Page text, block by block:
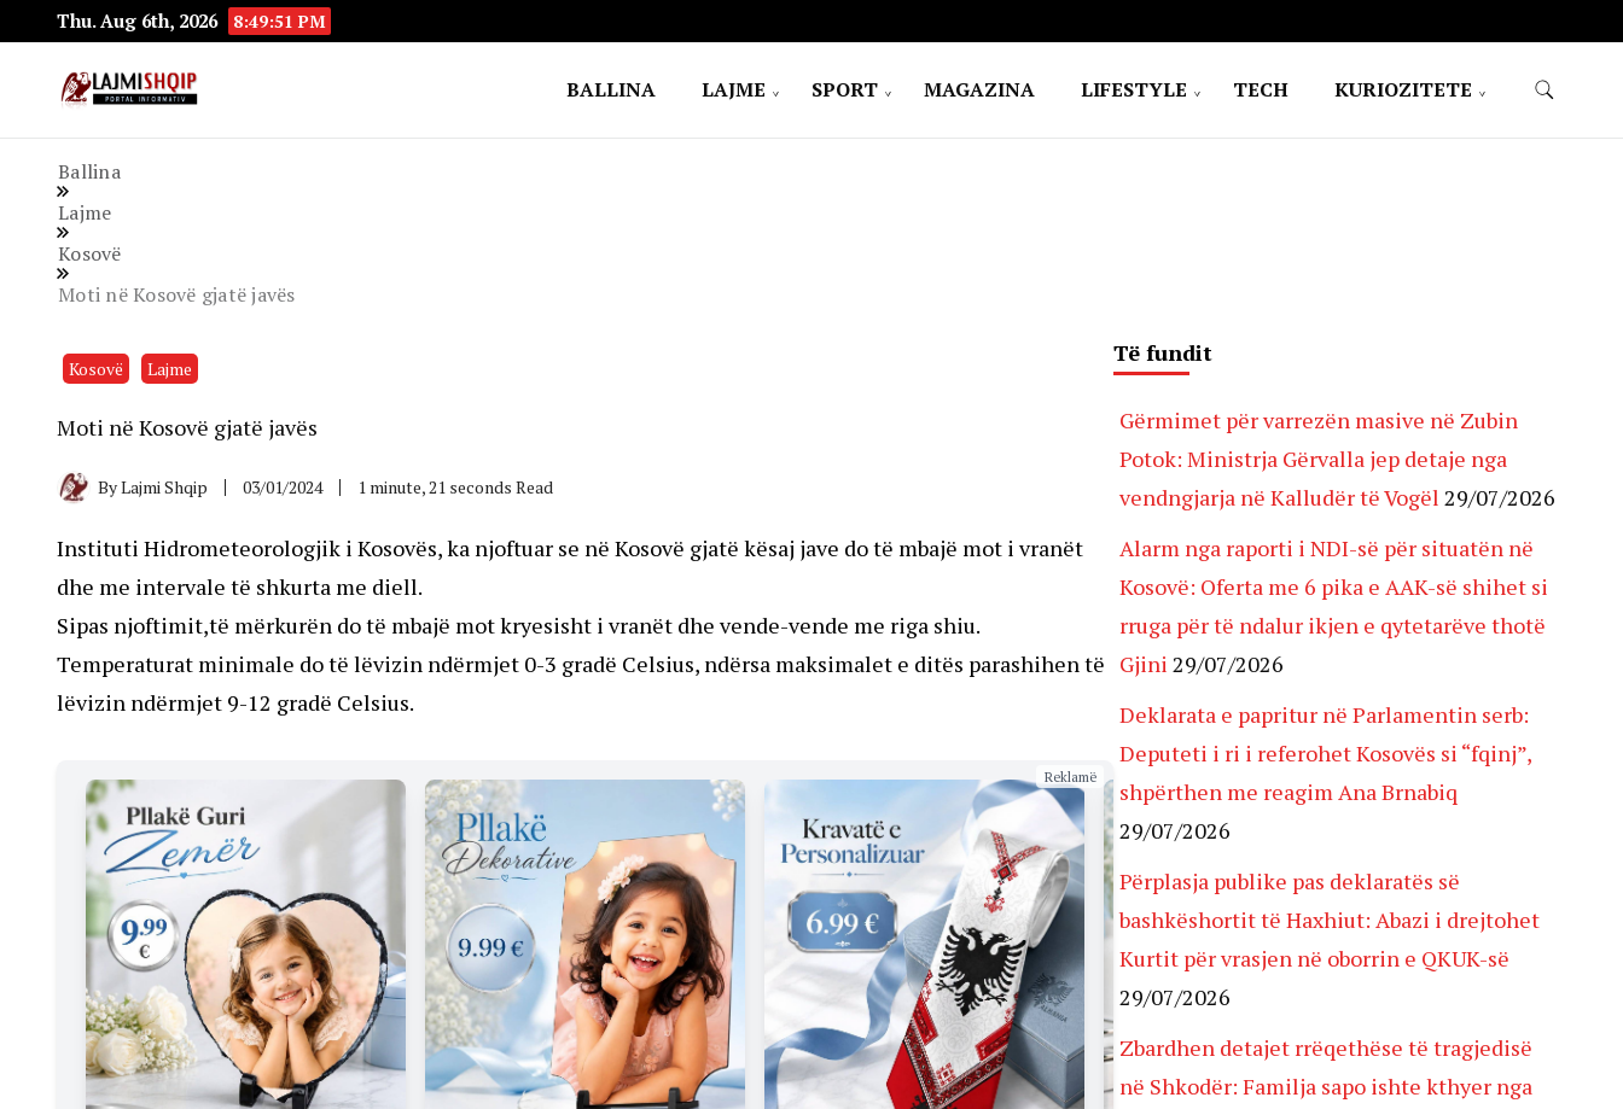
Thu. Aug 6th, 2026 8:49:52 PM
BALLINA LAJME SPORT MAGAZINA LIFESTYLE TECH KURIOZITETE
Ballina
Lajme
Kosovë
Moti në Kosovë gjatë javës
Kosovë Lajme
Moti në Kosovë gjatë javës
ByLajmi Shqip 03/01/2024 1 minute, 21 seconds Read
Instituti Hidrometeorologjik i Kosovës, ka njoftuar se në Kosovë gjatë kësaj jave do të mbajë mot i vranët
dhe me intervale të shkurta me diell.
Sipas njoftimit,të mërkurën do të mbajë mot kryesisht i vranët dhe vende-vende me riga shiu.
Temperaturat minimale do të lëvizin ndërmjet 0-3 gradë Celsius, ndërsa maksimalet e ditës parashihen të
lëvizin ndërmjet 9-12 gradë Celsius.
Reklamë
Të fundit
Gërmimet për varrezën masive në Zubin
Potok: Ministrja Gërvalla jep detaje nga
vendngjarja në Kalludër të Vogël 29/07/2026
Alarm nga raporti i NDI-së për situatën në
Kosovë: Oferta me 6 pika e AAK-së shihet si
rruga për të ndalur ikjen e qytetarëve thotë
Gjini 29/07/2026
Deklarata e papritur në Parlamentin serb:
Deputeti i ri i referohet Kosovës si “fqinj”,
shpërthen me reagim Ana Brnabiq
29/07/2026
Përplasja publike pas deklaratës së
bashkëshortit të Haxhiut: Abazi i drejtohet
Kurtit për vrasjen në oborrin e QKUK-së
29/07/2026
Zbardhen detajet rrëqethëse të tragjedisë
në Shkodër: Familja sapo ishte kthyer nga